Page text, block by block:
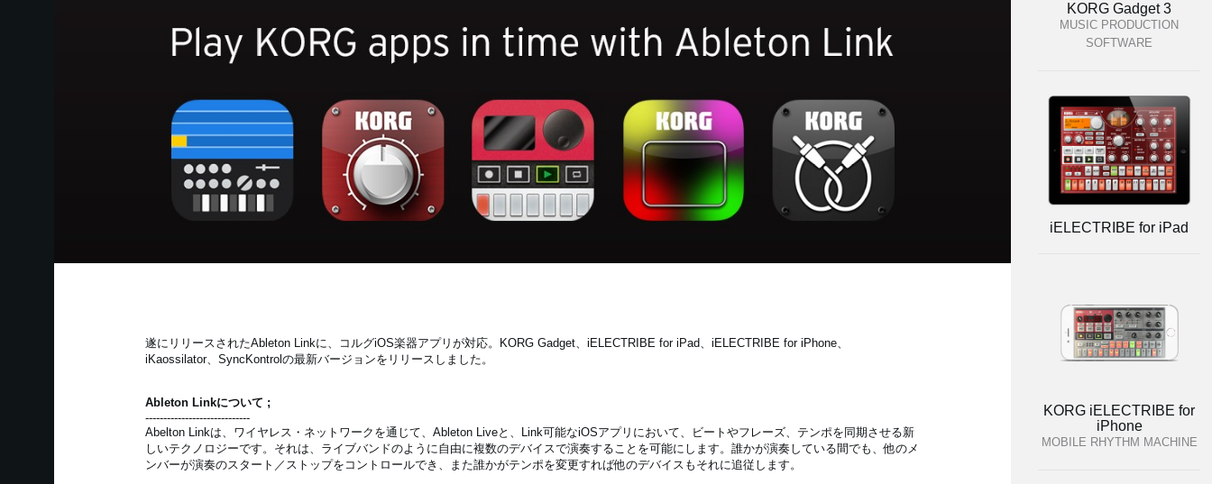
遂にリリースされたAbleton Linkに、コルグiOS楽器アプリが対応。KORG Gadget、iELECTRIBE for iPad、iELECTRIBE for iPhone、
iKaossilator、SyncKontrolの最新バージョンをリリースしました。
Ableton Linkについて ;
-----------------------------
Abelton Linkは、ワイヤレス・ネットワークを通じて、Ableton Liveと、Link可能なiOSアプリにおいて、ビートやフレーズ、テンポを同期させる新
しいテクノロジーです。それは、ライブバンドのように自由に複数のデバイスで演奏することを可能にします。誰かが演奏している間でも、他のメ
ンバーが演奏のスタート／ストップをコントロールでき、また誰かがテンポを変更すれば他のデバイスもそれに追従します。
KORG Gadget 3
MUSIC PRODUCTION
SOFTWARE
iELECTRIBE for iPad
KORG iELECTRIBE for
iPhone
MOBILE RHYTHM MACHINE